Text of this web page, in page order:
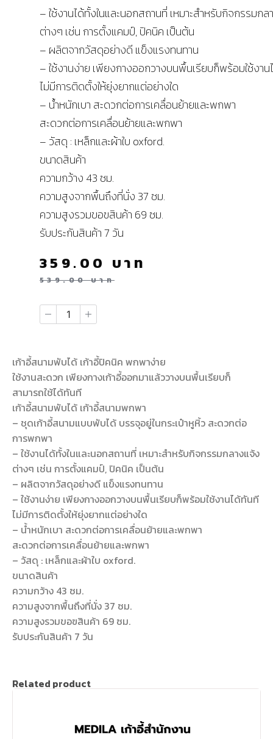
– ใช้งานได้ทั้งในและนอกสถานที่ เหมาะสำหรับกิจกรรมก
ต่างๆ เช่น การตั้งแคมป์, ปิคนิค เป็นต้น
– ผลิตจากวัสดุอย่างดี แข็งแรงทนทาน
– ใช้งานง่าย เพียงกางออกวางบนพื้นเรียบก็พร้อมใช้งา
ไม่มีการติดตั้งให้ยุ่งยากแต่อย่างใด
– น้ำหนักเบา สะดวกต่อการเคลื่อนย้ายและพกพา
สะดวกต่อการเคลื่อนย้ายและพกพา
– วัสดุ : เหล็กและผ้าใบ oxford.
ขนาดสินค้า
ความกว้าง 43 ซม.
ความสูงจากพื้นถึงที่นั่ง 37 ซม.
ความสูงรวมขอฃสินค้า 69 ซม.
รับประกันสินค้า 7 วัน
539.00บาท
359.00 บาท
เก้าอี้สนามพับได้ เก้าอี้ปิคนิค พกพาง่าย
ใช้งานสะดวก เพียงกางเก้าอี้ออกมาแล้ววางบนพื้นเรียบก็
สามารถใช้ได้ทันที
เก้าอี้สนามพับได้ เก้าอี้สนามพกพา
– ชุดเก้าอี้สนามแบบพับได้ บรรจุอยู่ในกระเป๋าหูหิ้ว สะดวกต่อ
การพกพา
– ใช้งานได้ทั้งในและนอกสถานที่ เหมาะสำหรับกิจกรรมกลางแจ้ง
ต่างๆ เช่น การตั้งแคมป์, ปิคนิค เป็นต้น
– ผลิตจากวัสดุอย่างดี แข็งแรงทนทาน
– ใช้งานง่าย เพียงกางออกวางบนพื้นเรียบก็พร้อมใช้งานได้ทันที
ไม่มีการติดตั้งให้ยุ่งยากแต่อย่างใด
– น้ำหนักเบา สะดวกต่อการเคลื่อนย้ายและพกพา
สะดวกต่อการเคลื่อนย้ายและพกพา
– วัสดุ : เหล็กและผ้าใบ oxford.
ขนาดสินค้า
ความกว้าง 43 ซม.
ความสูงจากพื้นถึงที่นั่ง 37 ซม.
ความสูงรวมขอฃสินค้า 69 ซม.
รับประกันสินค้า 7 วัน
Related product